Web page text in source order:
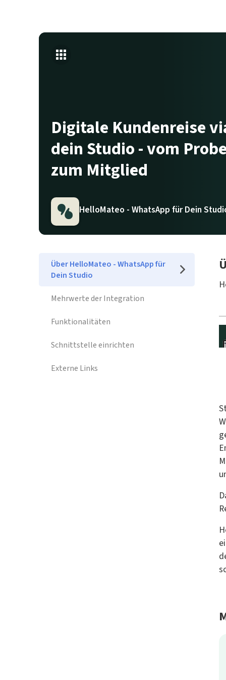
HelloMateo - WhatsApp für Dein
Digitale Kundenreise
dein Studio - vom
zum Mitglied
Über HelloMateo - WhatsApp für
Dein Studio
Mehrwerte der Integration
Funktionalitäten
Schnittstelle einrichten
Externe Links